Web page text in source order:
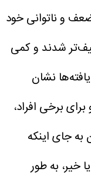
ضعف و ناتوانی خود
۳۰ درصد ضعیف‌تر شدند و کمی
نشان
برخی افراد،
به جای اینکه
خیر، به طور